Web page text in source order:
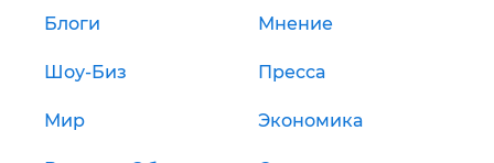
Блоги Мнение
Шоу-Биз Пресса
Мир Экономика